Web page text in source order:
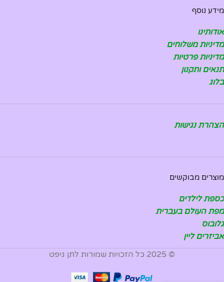
מידע נוסף
אודותינו
מדיניות משלוחים
מדיניות פרטיות
תנאים ותקנון
בלוג
הצהרת נגישות
מוצרים מבוקשים
כספת לילדים
מפת העולם בעברית
גלובוס
אביזרים ליין
© 2025 כל הזכויות שמורות לתן גיפט